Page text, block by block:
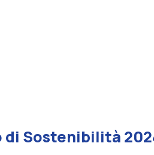
di Sostenibilità